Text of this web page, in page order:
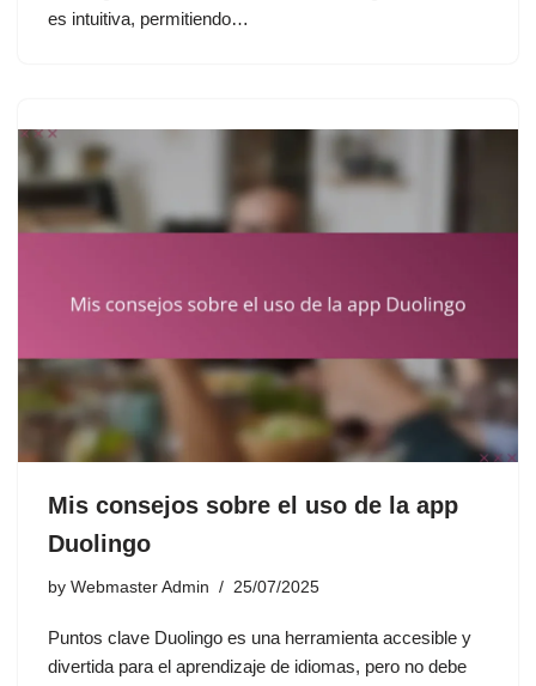
es intuitiva, permitiendo…
Mis consejos sobre el uso de la app
Duolingo
by Webmaster Admin 25/07/2025
Puntos clave Duolingo es una herramienta accesible y
divertida para el aprendizaje de idiomas, pero no debe